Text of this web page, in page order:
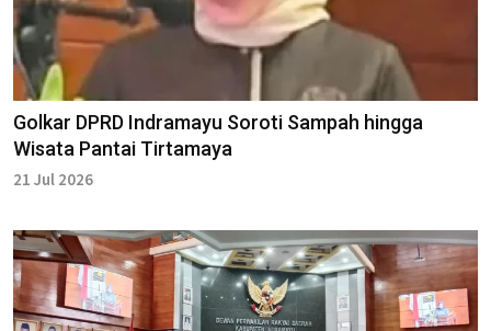
Golkar DPRD Indramayu Soroti Sampah hingga
Wisata Pantai Tirtamaya
21 Jul 2026